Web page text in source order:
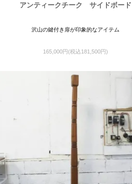
アンティークチーク サイドボード
沢山の鍵付き扉が印象的なアイテム
165,000円(税込181,500円)